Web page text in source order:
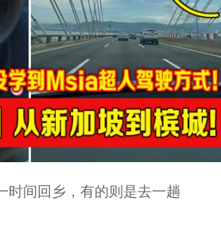
时间回乡，有的则是去一趟